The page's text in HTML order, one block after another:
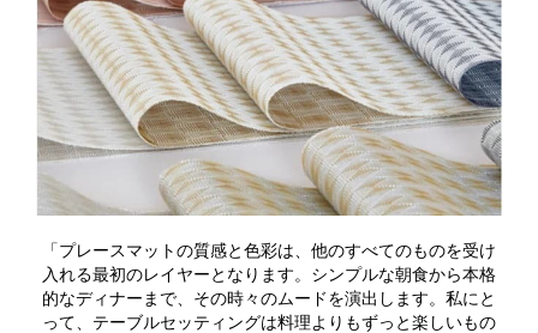
「プレースマットの質感と色彩は、他のすべてのものを受け
入れる最初のレイヤーとなります。シンプルな朝食から本格
的なディナーまで、その時々のムードを演出します。私にと
って、テーブルセッティングは料理よりもずっと楽しいもの